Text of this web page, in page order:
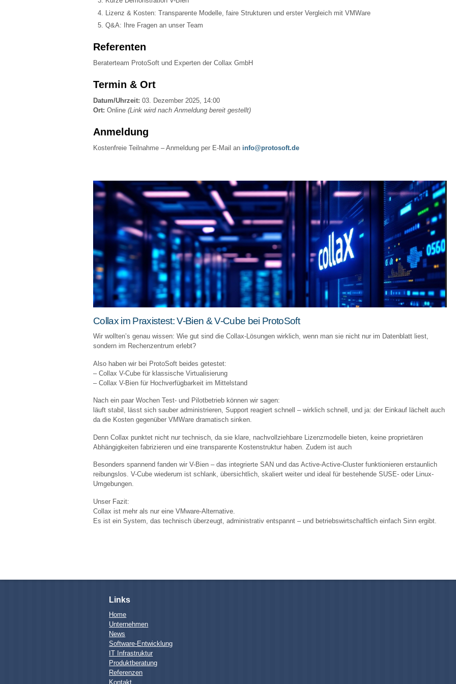
Lizenz & Kosten: Transparente Modelle, faire Strukturen und erster Vergleich mit VMWare
Q&A: Ihre Fragen an unser Team
Referenten
Beraterteam ProtoSoft und Experten der Collax GmbH
Termin & Ort
Datum/Uhrzeit: 03. Dezember 2025, 14:00
Ort: Online (Link wird nach Anmeldung bereit gestellt)
Anmeldung
Kostenfreie Teilnahme – Anmeldung per E-Mail an info@protosoft.de
Collax im Praxistest: V-Bien & V-Cube bei ProtoSoft
Wir wollten’s genau wissen: Wie gut sind die Collax-Lösungen wirklich, wenn man sie nicht nur im Datenblatt liest,
sondern im Rechenzentrum erlebt?
Also haben wir bei ProtoSoft beides getestet:
– Collax V-Cube für klassische Virtualisierung
– Collax V-Bien für Hochverfügbarkeit im Mittelstand
Nach ein paar Wochen Test- und Pilotbetrieb können wir sagen:
läuft stabil, lässt sich sauber administrieren, Support reagiert schnell – wirklich schnell, und ja: der Einkauf lächelt auch
da die Kosten gegenüber VMWare dramatisch sinken.
Denn Collax punktet nicht nur technisch, da sie klare, nachvollziehbare Lizenzmodelle bieten, keine proprietären
Abhängigkeiten fabrizieren und eine transparente Kostenstruktur haben. Zudem ist auch
Besonders spannend fanden wir V-Bien – das integrierte SAN und das Active-Active-Cluster funktionieren erstaunlich
reibungslos. V-Cube wiederum ist schlank, übersichtlich, skaliert weiter und ideal für bestehende SUSE- oder Linux-
Umgebungen.
Unser Fazit:
Collax ist mehr als nur eine VMware-Alternative.
Es ist ein System, das technisch überzeugt, administrativ entspannt – und betriebswirtschaftlich einfach Sinn ergibt.
Links
Home
Unternehmen
News
Software-Entwicklung
IT Infrastruktur
Produktberatung
Referenzen
Kontakt